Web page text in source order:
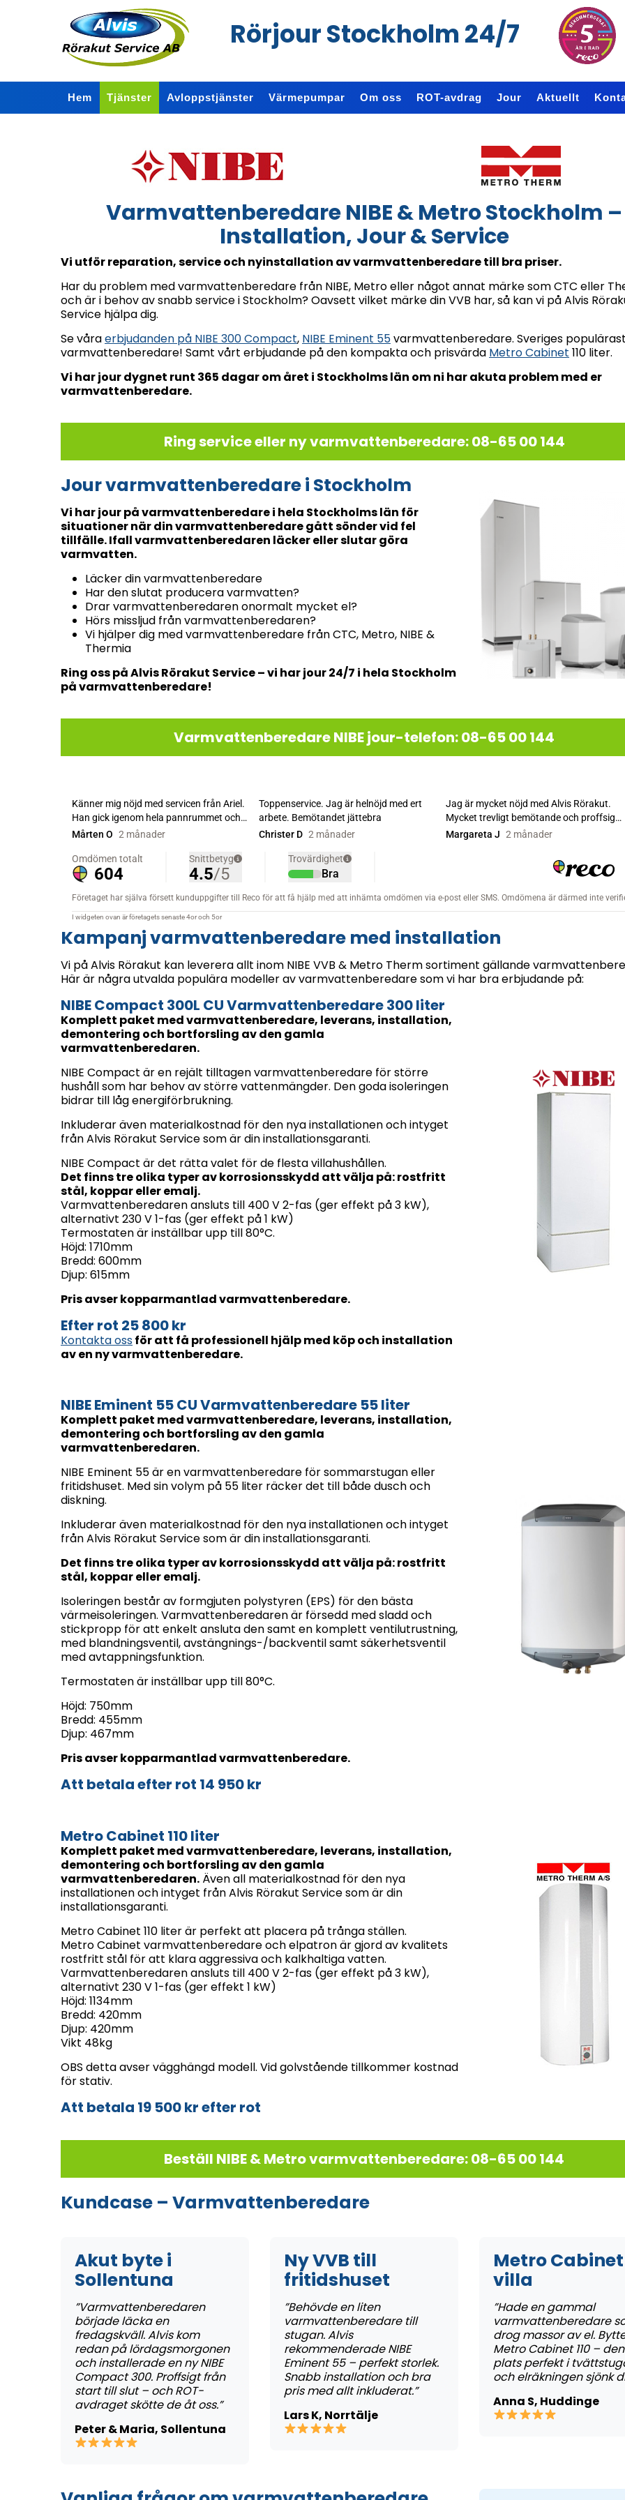
Rörjour Stockholm 24/7
Hem Tjänster Avloppstjänster Värmepumpar Om oss ROT-avdrag Jour Aktuellt
Varmvattenberedare NIBE & Metro Stockholm –
Installation, Jour & Service
Vi utför reparation, service och nyinstallation av varmvattenberedare till bra priser.
Har du problem med varmvattenberedare från NIBE, Metro eller något annat märke som CTC eller
och är i behov av snabb service i Stockholm? Oavsett vilket märke din VVB har, så kan vi på Alvis
Service hjälpa dig.
Se våraerbjudanden på NIBE 300 Compact, NIBE Eminent 55varmvattenberedare. Sveriges
varmvattenberedare! Samt vårt erbjudande på den kompakta och prisvärda Metro Cabinet 110 liter.
Vi har jour dygnet runt 365 dagar om året i Stockholms län om ni har akuta problem med er
varmvattenberedare.
Ring service eller ny varmvattenberedare: 08-65 00 144
Jour varmvattenberedare i Stockholm
Vi har jour på varmvattenberedare i hela Stockholms län för
situationer när din varmvattenberedare gått sönder vid fel
tillfälle. Ifall varmvattenberedaren läcker eller slutar göra
varmvatten.
Läcker din varmvattenberedare
Har den slutat producera varmvatten?
Drar varmvattenberedaren onormalt mycket el?
Hörs missljud från varmvattenberedaren?
Vi hjälper dig med varmvattenberedare från CTC, Metro, NIBE &
Thermia
Ring oss på Alvis Rörakut Service – vi har jour 24/7 i hela Stockholm
på varmvattenberedare!
Varmvattenberedare NIBE jour-telefon: 08-65 00 144
Kampanj varmvattenberedare med installation
Vi på Alvis Rörakut kan leverera allt inom NIBE VVB & Metro Therm sortiment gällande
Här är några utvalda populära modeller av varmvattenberedare som vi har bra erbjudande på:
NIBE Compact 300L CU Varmvattenberedare 300 liter
Komplett paket med varmvattenberedare, leverans, installation,
demontering och bortforsling av den gamla
varmvattenberedaren.
NIBE Compact är en rejält tilltagen varmvattenberedare för större
hushåll som har behov av större vattenmängder. Den goda isoleringen
bidrar till låg energiförbrukning.
Inkluderar även materialkostnad för den nya installationen och intyget
från Alvis Rörakut Service som är din installationsgaranti.
NIBE Compact är det rätta valet för de flesta villahushållen.
Det finns tre olika typer av korrosionsskydd att välja på: rostfritt
stål, koppar eller emalj.
Varmvattenberedaren ansluts till 400 V 2-fas (ger effekt på 3 kW),
alternativt 230 V 1-fas (ger effekt på 1 kW)
Termostaten är inställbar upp till 80°C.
Höjd: 1710mm
Bredd: 600mm
Djup: 615mm
Pris avser kopparmantlad varmvattenberedare.
Efter rot 25 800 kr
Kontakta ossför att få professionell hjälp med köp och installation
av en ny varmvattenberedare.
NIBE Eminent 55 CU Varmvattenberedare 55 liter
Komplett paket med varmvattenberedare, leverans, installation,
demontering och bortforsling av den gamla
varmvattenberedaren.
NIBE Eminent 55 är en varmvattenberedare för sommarstugan eller
fritidshuset. Med sin volym på 55 liter räcker det till både dusch och
diskning.
Inkluderar även materialkostnad för den nya installationen och intyget
från Alvis Rörakut Service som är din installationsgaranti.
Det finns tre olika typer av korrosionsskydd att välja på: rostfritt
stål, koppar eller emalj.
Isoleringen består av formgjuten polystyren (EPS) för den bästa
värmeisoleringen. Varmvattenberedaren är försedd med sladd och
stickpropp för att enkelt ansluta den samt en komplett ventilutrustning,
med blandningsventil, avstängnings-/backventil samt säkerhetsventil
med avtappningsfunktion.
Termostaten är inställbar upp till 80°C.
Höjd: 750mm
Bredd: 455mm
Djup: 467mm
Pris avser kopparmantlad varmvattenberedare.
Att betala efter rot 14 950 kr
Metro Cabinet 110 liter
Komplett paket med varmvattenberedare, leverans, installation,
demontering och bortforsling av den gamla
varmvattenberedaren. Även all materialkostnad för den nya
installationen och intyget från Alvis Rörakut Service som är din
installationsgaranti.
Metro Cabinet 110 liter är perfekt att placera på trånga ställen.
Metro Cabinet varmvattenberedare och elpatron är gjord av kvalitets
rostfritt stål för att klara aggressiva och kalkhaltiga vatten.
Varmvattenberedaren ansluts till 400 V 2-fas (ger effekt på 3 kW),
alternativt 230 V 1-fas (ger effekt 1 kW)
Höjd: 1134mm
Bredd: 420mm
Djup: 420mm
Vikt 48kg
OBS detta avser vägghängd modell. Vid golvstående tillkommer kostnad
för stativ.
Att betala 19 500 kr efter rot
Beställ NIBE & Metro varmvattenberedare: 08-65 00 144
Kundcase – Varmvattenberedare
Akut byte i
Sollentuna
”Varmvattenberedaren
började läcka en
fredagskväll. Alvis kom
redan på lördagsmorgonen
och installerade en ny NIBE
Compact 300. Proffsigt från
start till slut – och ROT-
avdraget skötte de åt oss.”
Peter & Maria, Sollentuna
Ny VVB till
fritidshuset
”Behövde en liten
varmvattenberedare till
stugan. Alvis
rekommenderade NIBE
Eminent 55 – perfekt storlek.
Snabb installation och bra
pris med allt inkluderat.”
Lars K, Norrtälje
Metro
villa
”Hade en gammal
varmvattenberedare
drog massor av el.
Metro Cabinet 110 –
plats perfekt i
och elräkningen sjönk
Anna S, Huddinge